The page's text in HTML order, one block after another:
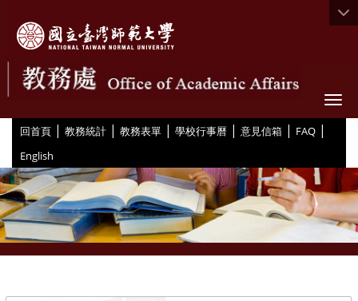
回首頁 | 教務統計 | 教務表單 | 學校行事曆 | 意見信箱 | FAQ |
English